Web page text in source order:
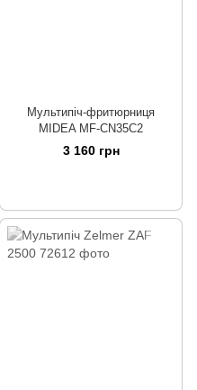
Мультипіч-фритюрниця
MIDEA MF-CN35C2
3 160 грн